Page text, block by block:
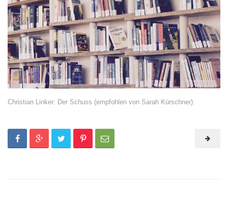
Christian Linker: Der Schuss (empfohlen von Sarah Kürschner)